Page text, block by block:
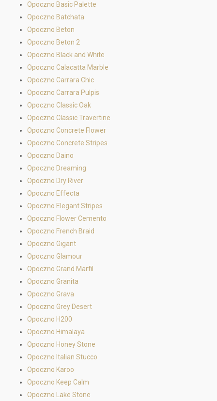
Opoczno Basic Palette
Opoczno Batchata
Opoczno Beton
Opoczno Beton 2
Opoczno Black and White
Opoczno Calacatta Marble
Opoczno Carrara Chic
Opoczno Carrara Pulpis
Opoczno Classic Oak
Opoczno Classic Travertine
Opoczno Concrete Flower
Opoczno Concrete Stripes
Opoczno Daino
Opoczno Dreaming
Opoczno Dry River
Opoczno Effecta
Opoczno Elegant Stripes
Opoczno Flower Cemento
Opoczno French Braid
Opoczno Gigant
Opoczno Glamour
Opoczno Grand Marfil
Opoczno Granita
Opoczno Grava
Opoczno Grey Desert
Opoczno H200
Opoczno Himalaya
Opoczno Honey Stone
Opoczno Italian Stucco
Opoczno Karoo
Opoczno Keep Calm
Opoczno Lake Stone